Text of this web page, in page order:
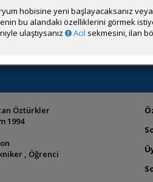
Öztürkler
1994
, Öğrenci
hobisine yeni başlayacaksanız
bu alandaki özelliklerini görmek
ulaştıysanız
Acil sekmesini, ilan